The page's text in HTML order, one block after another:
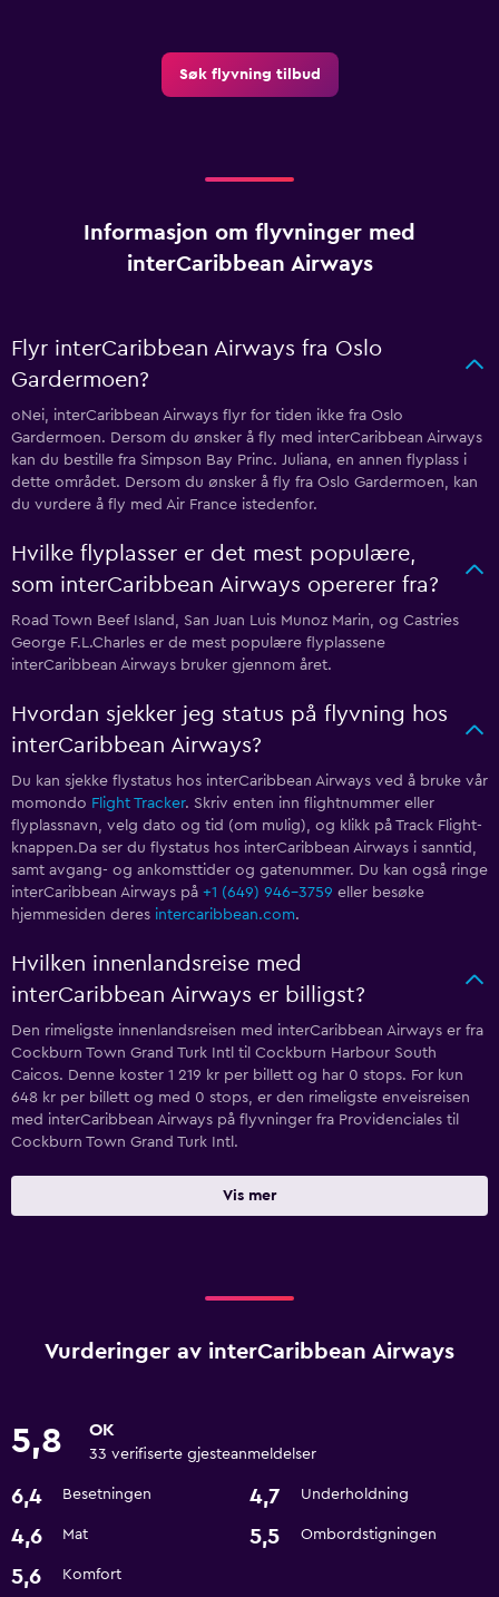
Søk flyvning tilbud
Informasjon om flyvninger med
interCaribbean Airways
Flyr interCaribbean Airways fra Oslo
Gardermoen?
oNei, interCaribbean Airways flyr for tiden ikke fra Oslo
Gardermoen. Dersom du ønsker å fly med interCaribbean Airways
kan du bestille fra Simpson Bay Princ. Juliana, en annen flyplass i
dette området. Dersom du ønsker å fly fra Oslo Gardermoen, kan
du vurdere å fly med Air France istedenfor.
Hvilke flyplasser er det mest populære,
som interCaribbean Airways opererer fra?
Road Town Beef Island, San Juan Luis Munoz Marin, og Castries
George F.L.Charles er de mest populære flyplassene
interCaribbean Airways bruker gjennom året.
Hvordan sjekker jeg status på flyvning hos
interCaribbean Airways?
Du kan sjekke flystatus hos interCaribbean Airways ved å bruke vår
momondo Flight Tracker. Skriv enten inn flightnummer eller
flyplassnavn, velg dato og tid (om mulig), og klikk på Track Flight-
knappen.Da ser du flystatus hos interCaribbean Airways i sanntid,
samt avgang- og ankomsttider og gatenummer. Du kan også ringe
interCaribbean Airways på +1 (649) 946-3759 eller besøke
hjemmesiden deres intercaribbean.com.
Hvilken innenlandsreise med
interCaribbean Airways er billigst?
Den rimeligste innenlandsreisen med interCaribbean Airways er fra
Cockburn Town Grand Turk Intl til Cockburn Harbour South
Caicos. Denne koster 1 219 kr per billett og har 0 stops. For kun
648 kr per billett og med 0 stops, er den rimeligste enveisreisen
med interCaribbean Airways på flyvninger fra Providenciales til
Cockburn Town Grand Turk Intl.
Vis mer
Vurderinger av interCaribbean Airways
5,8 OK
33 verifiserte gjesteanmeldelser
6,4 Besetningen 4,7 Underholdning
4,6 Mat 5,5 Ombordstigningen
5,6 Komfort